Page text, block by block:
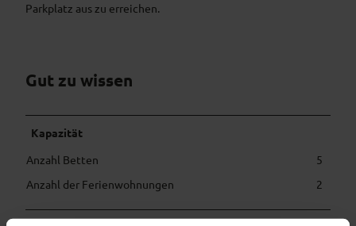
Parkplatz aus zu erreichen.
Gut zu wissen
Kapazität
Anzahl Betten
5
Anzahl der Ferienwohnungen
2